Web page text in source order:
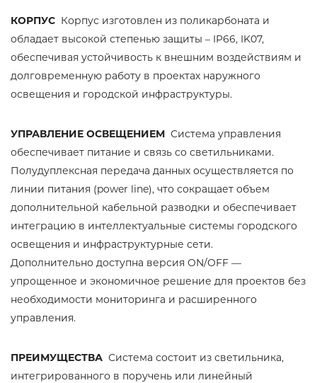
КОРПУС Корпус изготовлен из поликарбоната и
обладает высокой степенью защиты – IP66, IK07,
обеспечивая устойчивость к внешним воздействиям и
долговременную работу в проектах наружного
освещения и городской инфраструктуры.
УПРАВЛЕНИЕ ОСВЕЩЕНИЕМ Система управления
обеспечивает питание и связь со светильниками.
Полудуплексная передача данных осуществляется по
линии питания (power line), что сокращает объем
дополнительной кабельной разводки и обеспечивает
интеграцию в интеллектуальные системы городского
освещения и инфраструктурные сети.
Дополнительно доступна версия ON/OFF —
упрощенное и экономичное решение для проектов без
необходимости мониторинга и расширенного
управления.
ПРЕИМУЩЕСТВА Система состоит из светильника,
интегрированного в поручень или линейный